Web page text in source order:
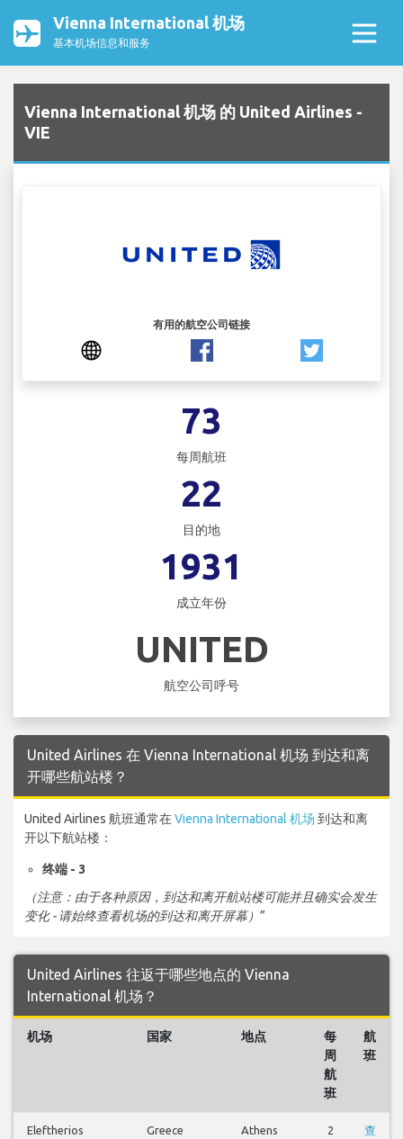
Vienna International 机场
基本机场信息和服务
Vienna International 机场 的 United Airlines -
VIE
有用的航空公司链接
73
每周航班
22
目的地
1931
成立年份
UNITED
航空公司呼号
United Airlines 在 Vienna International 机场 到达和离
开哪些航站楼？
United Airlines 航班通常在Vienna International 机场 到达和离
开以下航站楼：
终端 - 3
（注意：由于各种原因，到达和离开航站楼可能并且确实会发生
变化 - 请始终查看机场的到达和离开屏幕） ”
United Airlines 往返于哪些地点的 Vienna
International 机场？
机场 国家 地点
每
周
航
班
航
班
Eleftherios
Greece Athens 2
查